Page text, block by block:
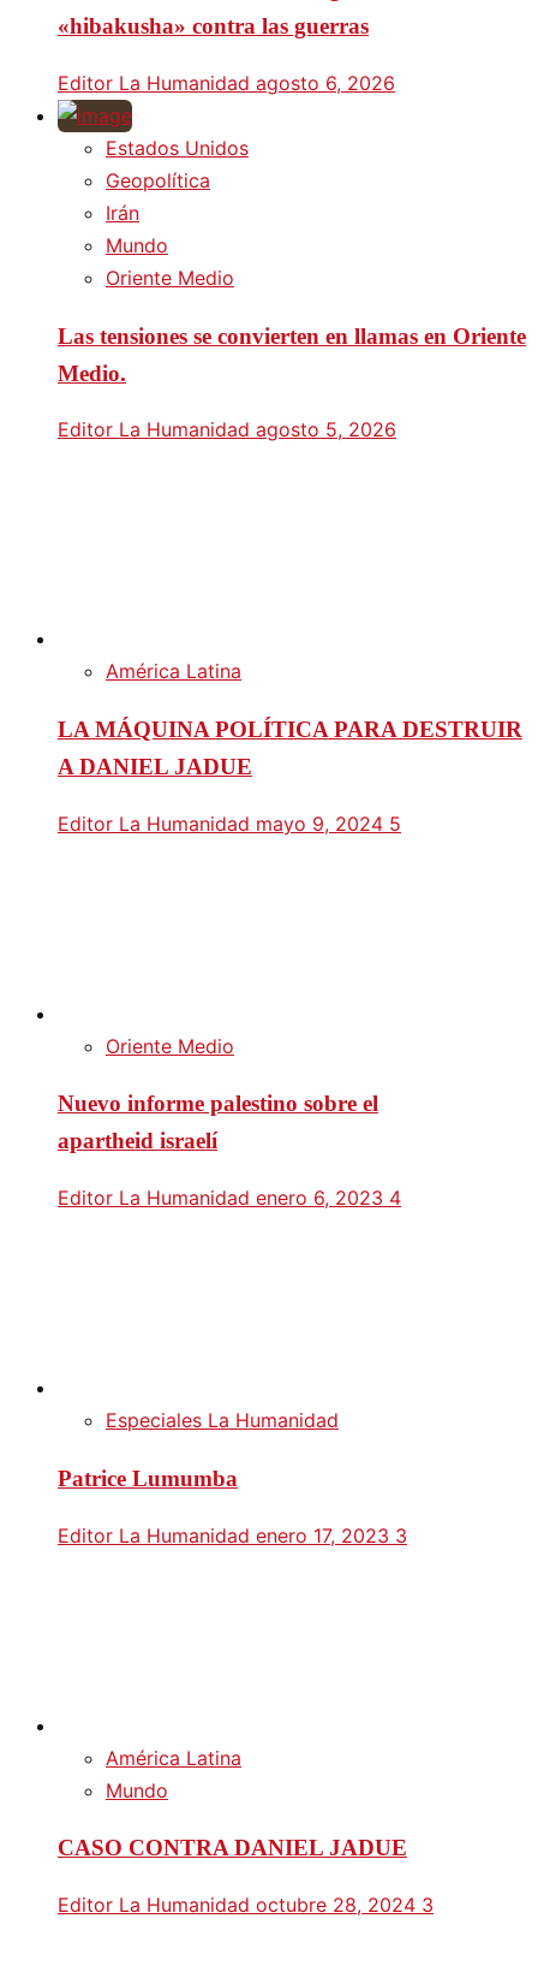
«hibakusha» contra las guerras
Editor La Humanidad agosto 6, 2026
Estados Unidos
Geopolítica
Irán
Mundo
Oriente Medio
Las tensiones se convierten en llamas en Oriente
Medio.
Editor La Humanidad agosto 5, 2026
América Latina
LA MÁQUINA POLÍTICA PARA DESTRUIR
A DANIEL JADUE
Editor La Humanidad mayo 9, 2024 5
Oriente Medio
Nuevo informe palestino sobre el
apartheid israelí
Editor La Humanidad enero 6, 2023 4
Especiales La Humanidad
Patrice Lumumba
Editor La Humanidad enero 17, 2023 3
América Latina
Mundo
CASO CONTRA DANIEL JADUE
Editor La Humanidad octubre 28, 2024 3